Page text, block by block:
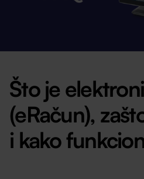
Što je
(eRačun),
i kako